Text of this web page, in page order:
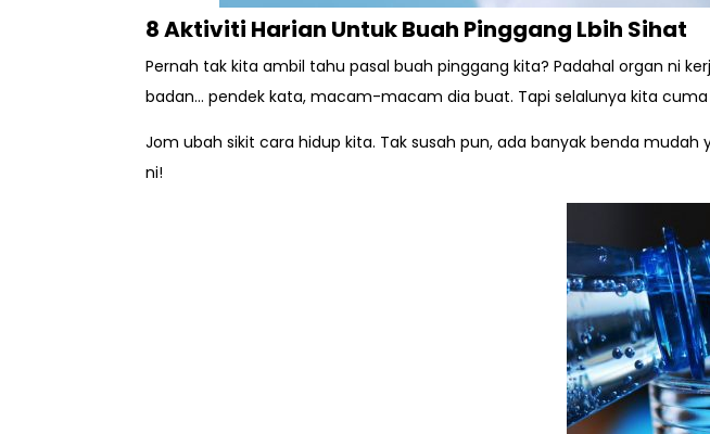
8 Aktiviti Harian Untuk Buah Pinggang Lbih Sihat
Pernah tak kita ambil tahu pasal buah pinggang kita? Padahal organ ni
badan… pendek kata, macam-macam dia buat. Tapi selalunya kita
Jom ubah sikit cara hidup kita. Tak susah pun, ada banyak benda
ni!